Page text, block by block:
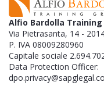
Alfio Bardolla Training
Via Pietrasanta, 14 -
P. IVA 08009280960
Capitale sociale
Data Protection Officer: